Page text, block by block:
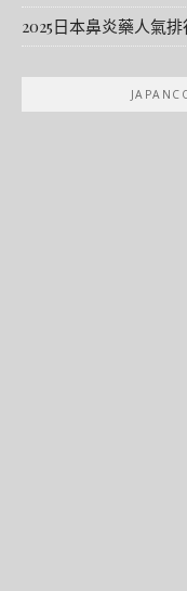
2025日本鼻炎藥人氣排